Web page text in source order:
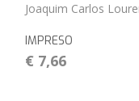
Joaquim Carlos
IMPRESO
€ 7,66